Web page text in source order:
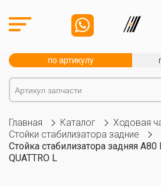
по артикулу
Главная Каталог
Ходовая
Стойки стабилизатора задние
Стойка стабилизатора задняя
QUATTRO L